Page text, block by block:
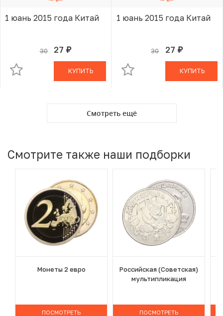
1 юань 2015 года Китай
30 27 руб.
В КОРЗИНЕ
КУПИТЬ
1 юань 2015 года Китай
30 27 руб.
В КОРЗИНЕ
КУПИТЬ
Смотреть ещё
Смотрите также наши подборки
Монеты 2 евро
ПОСМОТРЕТЬ
Российская (Советская)
мультипликация
ПОСМОТРЕТЬ